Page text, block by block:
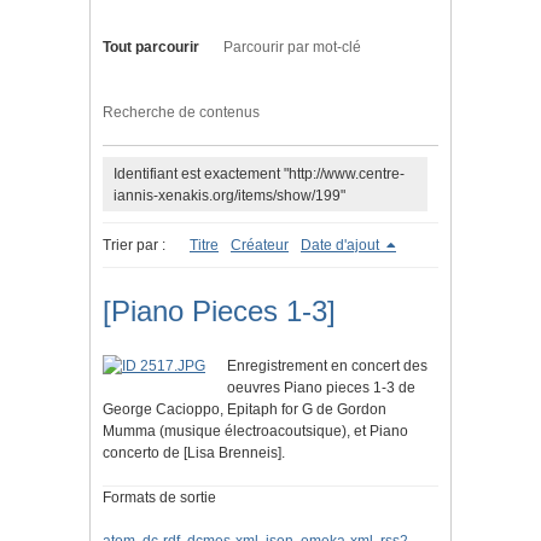
Tout parcourir Parcourir par mot-clé
Recherche de contenus
Identifiant est exactement "http://www.centre-
iannis-xenakis.org/items/show/199"
Trier par : Titre Créateur Date d'ajout
[Piano Pieces 1-3]
Enregistrement en concert des
oeuvres Piano pieces 1-3 de
George Cacioppo, Epitaph for G de Gordon
Mumma (musique électroacoutsique), et Piano
concerto de [Lisa Brenneis].
Formats de sortie